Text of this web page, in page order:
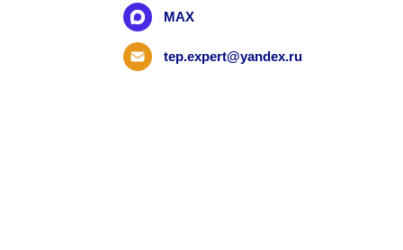
MAX
tep.expert@yandex.ru